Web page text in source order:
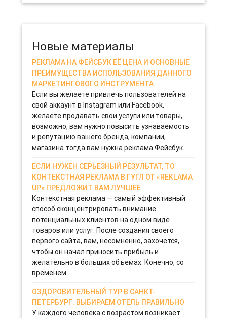
Новые материалы
РЕКЛАМА НА ФЕЙСБУК ЕЁ ЦЕНА И ОСНОВНЫЕ
ПРЕИМУЩЕСТВА ИСПОЛЬЗОВАНИЯ ДАННОГО
МАРКЕТИНГОВОГО ИНСТРУМЕНТА
Если вы желаете привлечь пользователей на
свой аккаунт в Instagram или Facebook,
желаете продавать свои услуги или товары,
возможно, вам нужно повысить узнаваемость
и репутацию вашего бренда, компании,
магазина тогда вам нужна реклама Фейсбук.
ЕСЛИ НУЖЕН СЕРЬЕЗНЫЙ РЕЗУЛЬТАТ, ТО
КОНТЕКСТНАЯ РЕКЛАМА В ГУГЛ ОТ «REKLAMA
UP» ПРЕДЛОЖИТ ВАМ ЛУЧШЕЕ
Контекстная реклама — самый эффективный
способ сконцентрировать внимание
потенциальных клиентов на одном виде
товаров или услуг. После создания своего
первого сайта, вам, несомненно, захочется,
чтобы он начал приносить прибыль и
желательно в больших объемах. Конечно, со
временем ...
ОЗДОРОВИТЕЛЬНЫЙ ТУР В САНКТ-
ПЕТЕРБУРГ: ВЫБИРАЕМ ОТЕЛЬ ПРАВИЛЬНО
У каждого человека с возрастом возникает